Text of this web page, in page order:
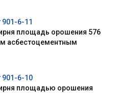
901-6-11
площадь орошения 576
асбестоцементным
901-6-10
площадью орошения